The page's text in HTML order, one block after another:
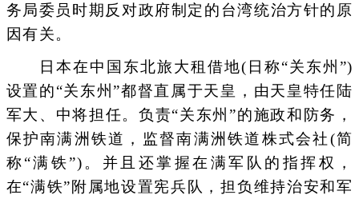
务局委员时期反对政府制定的台湾统治方针的原
因有关。
日本在中国东北旅大租借地(日称“关东州”)
设置的“关东州”都督直属于天皇，由天皇特任陆
军大、中将担任。负责“关东州”的施政和防务，
保护南满洲铁道，监督南满洲铁道株式会社(简
称“满铁”)。并且还掌握在满军队的指挥权，
在“满铁”附属地设置宪兵队，担负维持治安和军